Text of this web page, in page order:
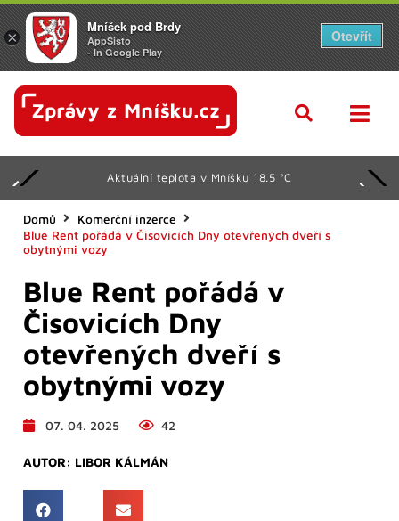
Aktuální teplota v Mníšku 18.5 °C
Domů
Komerční inzerce
Blue Rent pořádá v Čisovicích Dny otevřených dveří s
obytnými vozy
Blue Rent pořádá v
Čisovicích Dny
otevřených dveří s
obytnými vozy
07. 04. 2025 42
AUTOR: LIBOR KÁLMÁN
×
Mníšek pod Brdy
AppSisto
- In Google Play
Otevřít